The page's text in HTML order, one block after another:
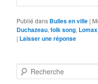
Publié dans Bulles en ville |
Duchazeau,folk song, Lomax
| Laisser une réponse
Recherche